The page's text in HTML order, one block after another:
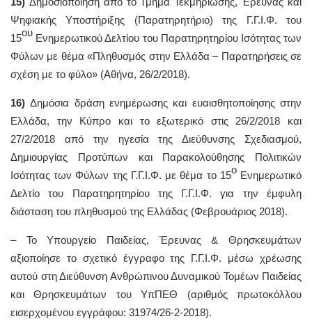
Ψηφιακής Υποστήριξης (Παρατηρητήριο) της Γ.Γ.Ι.Φ. του
15ου Ενημερωτικού Δελτίου του Παρατηρητηρίου Ισότητας των
Φύλων με θέμα «Πληθυσμός στην Ελλάδα – Παρατηρήσεις σε
σχέση με το φύλο» (Αθήνα, 26/2/2018).
16) Δημόσια δράση ενημέρωσης και ευαισθητοποίησης στην
Ελλάδα, την Κύπρο και το εξωτερικό στις 26/2/2018 και
27/2/2018 από την ηγεσία της Διεύθυνσης Σχεδιασμού,
Δημιουργίας Προτύπων και Παρακολούθησης Πολιτικών
Ισότητας των Φύλων της Γ.Γ.Ι.Φ. με θέμα το 15οΕνημερωτικό
Δελτίο του Παρατηρητηρίου της Γ.Γ.Ι.Φ. για την έμφυλη
διάσταση του πληθυσμού της Ελλάδας (Φεβρουάριος 2018).
– To Υπουργείο Παιδείας, Έρευνας & Θρησκευμάτων
αξιοποίησε το σχετικό έγγραφο της Γ.Γ.Ι.Φ. μέσω χρέωσης
αυτού στη Διεύθυνση Ανθρώπινου Δυναμικού Τομέων Παιδείας
και Θρησκευμάτων του ΥπΠΕΘ (αριθμός πρωτοκόλλου
εισερχομένου εγγράφου: 31974/26-2-2018).